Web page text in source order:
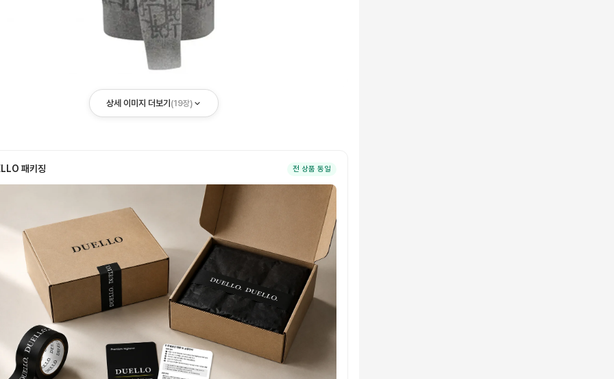
상세 이미지 더보기 (19장)
패키징 전 상품 동일